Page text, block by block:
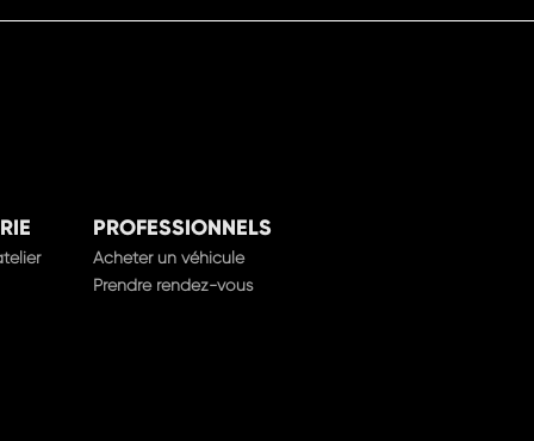
PROFESSIONNELS
Acheter un véhicule
Prendre rendez-vous